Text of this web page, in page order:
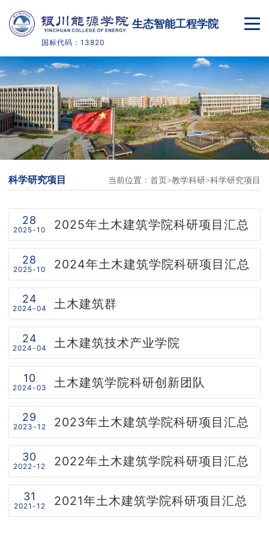
生态智能工程学院
国标代码：13820
学院概况
师资队伍
人才培养
教学科研
党团学工
实践教学
产教融合
优秀校友
学院官网
科学研究项目 当前位置： 首页 教学科研 科学研究项目
28
2025-10 2025年土木建筑学院科研项目汇总
28
2025-10 2024年土木建筑学院科研项目汇总
24
2024-04 土木建筑群
24
2024-04 土木建筑技术产业学院
10
2024-03 土木建筑学院科研创新团队
29
2023-12 2023年土木建筑学院科研项目汇总
30
2022-12 2022年土木建筑学院科研项目汇总
31
2021-12 2021年土木建筑学院科研项目汇总